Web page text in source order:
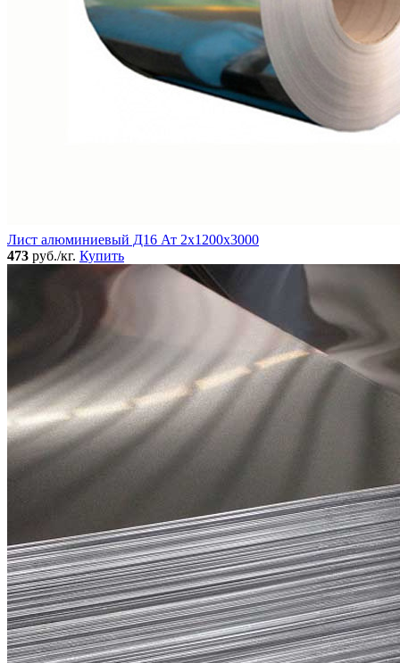
Лист алюминиевый Д16 Ат 2х1200х3000
473 руб./кг. Купить